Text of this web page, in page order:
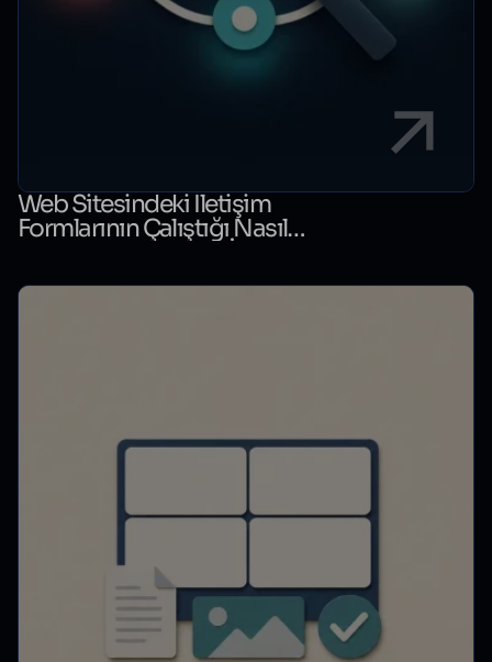
Web Sitesindeki İletişim
Formlarının Çalıştığı Nasıl